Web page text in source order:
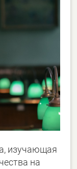
изучающая
на